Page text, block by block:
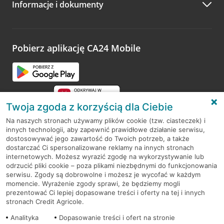
Zachęcamy do podzielenia się z nami opinią o wizycie.
opinie.
Informacje i dokumenty
Pobierz aplikację CA24 Mobile
RODO
Regulamin serwisu
Mapa serwisu
PolitykaCookies
Twoja zgoda z korzyścią dla Ciebie
Na naszych stronach używamy plików cookie (tzw. ciasteczek) i
innych technologii, aby zapewnić prawidłowe działanie serwisu,
dostosowywać jego zawartość do Twoich potrzeb, a także
dostarczać Ci spersonalizowane reklamy na innych stronach
internetowych. Możesz wyrazić zgodę na wykorzystywanie lub
odrzucić pliki cookie – poza plikami niezbędnymi do funkcjonowania
serwisu. Zgody są dobrowolne i możesz je wycofać w każdym
momencie. Wyrażenie zgody sprawi, że będziemy mogli
prezentować Ci lepiej dopasowane treści i oferty na tej i innych
stronach Credit Agricole.
Analityka
Dopasowanie treści i ofert na stronie